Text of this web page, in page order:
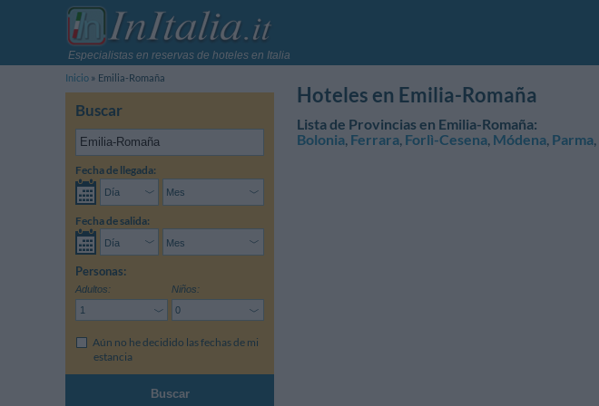
Especialistas en reservas de hoteles en Italia
Inicio
Emilia-Romaña
Buscar
Fecha de llegada:
Fecha de salida:
Personas:
Adultos: Niños:
Aún no he decidido las fechas de mi
estancia
Buscar
Hoteles en Emilia-Romaña
Lista de Provincias en Emilia-Romaña:
Bolonia, Ferrara, Forlì-Cesena, Módena, Parma,